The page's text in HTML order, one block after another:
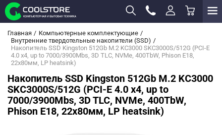
Главная
Компьютерные комплектующие
Внутренние твердотельные накопители (SSD)
Накопитель SSD Kingston 512Gb M.2 KC3000 SKC3000S/512G (PCI-E
4.0 x4, up to 7000/3900Mbs, 3D TLC, NVMe, 400TbW, Phison E18,
22х80мм, LP heatsink)
Накопитель SSD Kingston 512Gb M.2 KC3000
SKC3000S/512G (PCI-E 4.0 x4, up to
7000/3900Mbs, 3D TLC, NVMe, 400TbW,
Phison E18, 22х80мм, LP heatsink)